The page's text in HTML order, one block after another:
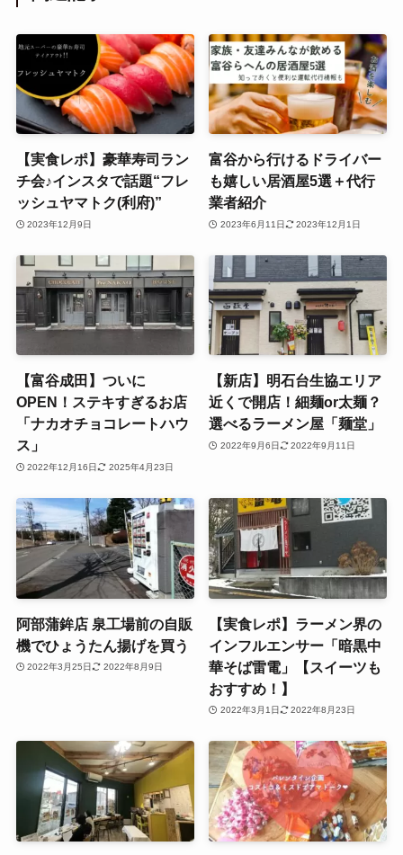
【実食レポ】豪華寿司ラン
チ会♪インスタで話題“フレ
ッシュヤマトク(利府)”
2023年12月9日
富谷から行けるドライバー
も嬉しい居酒屋5選＋代行
業者紹介
2023年6月11日 2023年12月1日
【富谷成田】ついに
OPEN！ステキすぎるお店
「ナカオチョコレートハウ
ス」
2022年12月16日 2025年4月23日
【新店】明石台生協エリア
近くで開店！細麺or太麺？
選べるラーメン屋「麺堂」
2022年9月6日 2022年9月11日
阿部蒲鉾店 泉工場前の自販
機でひょうたん揚げを買う
2022年3月25日 2022年8月9日
【実食レポ】ラーメン界の
インフルエンサー「暗黒中
華そば雷電」【スイーツも
おすすめ！】
2022年3月1日 2022年8月23日